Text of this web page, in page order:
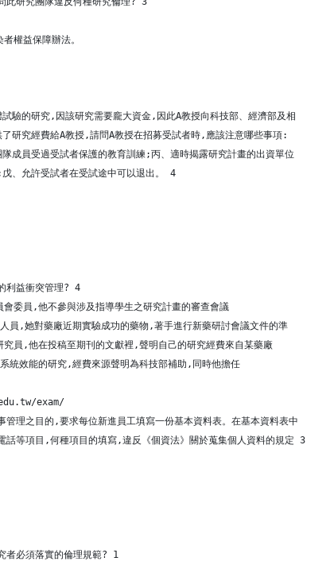
權益保障辦法。
驗的研究,因該研究需要龐大資金,因此A教授向科技部、經濟部及相
研究經費給A教授,請問A教授在招募受試者時,應該注意哪些事項:
成員受過受試者保護的教育訓練;丙、適時揭露研究計畫的出資單位
、允許受試者在受試途中可以退出。 4
利益衝突管理? 4
委員,他不參與涉及指導學生之研究計畫的審查會議
員,她對藥廠近期實驗成功的藥物,著手進行新藥研討會議文件的準
員,他在投稿至期刊的文獻裡,聲明自己的研究經費來自某藥廠
統效能的研究,經費來源聲明為科技部補助,同時他擔任
exam/
管理之目的,要求每位新進員工填寫一份基本資料表。在基本資料表中
話等項目,何種項目的填寫,違反《個資法》關於蒐集個人資料的規定 3
者必須落實的倫理規範? 1